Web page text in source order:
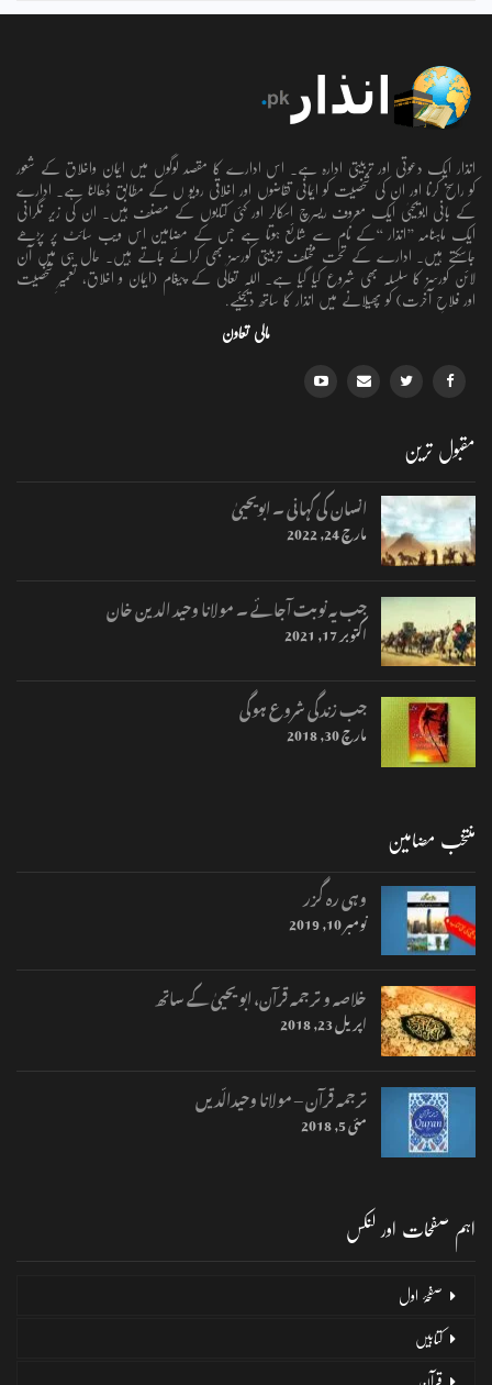
انذار ایک دعوتی اور تربیتی ادارہ ہے۔ اس ادارے کا مقصد لوگوں میں ایمان واخلاق کے شعور
کو راسخ کرنا اور ان کی شخصیت کو ایمانی تقاضوں اور اخلاقی رویو ں کے مطابق ڈھالنا ہے۔ ادارے
کے بانی ابویحییٰ ایک معروف ریسرچ اسکالر اور کئی کتابوں کے مصنف ہیں۔ ان کی زیر نگرانی
ایک ماہنامہ ’’انذار ‘‘کے نام سے شائع ہوتا ہے جس کے مضامین اس ویب سائٹ پر پڑھے
جاسکتے ہیں۔ ادارے کے تحت مختلف تربیتی کورسز بھی کرائے جاتے ہیں۔ حال ہی میں آن
لائن کورسز کا سلسلہ بھی شروع کیا گیا ہے۔ اللہ تعالٰی کے پیغام (ایمان و اخلاق، تعمیرِ شخصیت
اور فلاحِ آخرت) کو پھیلانے میں انذار کا ساتھ دیجئیے.
مالی تعاون
مقبول ترین
انسان کی کہانی ۔ ابویحییٰ
مارچ 24, 2022
جب یہ نوبت آجائے ۔ مولانا وحید الدین خان
اکتوبر 17, 2021
جب زندگی شروع ہوگی
مارچ 30, 2018
منتخب مضامین
وہی رہ گزر
نومبر 10, 2019
خلاصہ و ترجمہ قرآن، ابو یحییٰ کے ساتھ
اپریل 23, 2018
ترجمہ قرآن – مولانا وحیدالّدیں
مئی 5, 2018
اہم صفحات اور لنکس
صفحۂ اول
کتابیں
قرآن